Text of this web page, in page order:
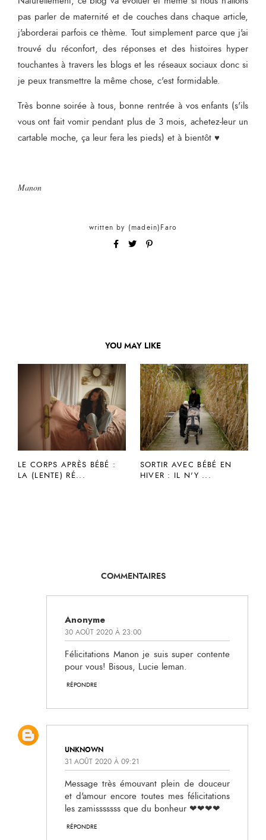
pas parler de maternité et de couches dans chaque article,
j'aborderai parfois ce thème. Tout simplement parce que j'ai
trouvé du réconfort, des réponses et des histoires hyper
touchantes à travers les blogs et les réseaux sociaux donc si
je peux transmettre la même chose, c'est formidable.
Très bonne soirée à tous, bonne rentrée à vos enfants (s'ils
vous ont fait vomir pendant plus de 3 mois, achetez-leur un
cartable moche, ça leur fera les pieds) et à bientôt ♥
Manon
written by (madein)Faro
YOU MAY LIKE
LE CORPS APRÈS BÉBÉ :
LA (LENTE) RÉ...
SORTIR AVEC BÉBÉ EN
HIVER : IL N'Y ...
COMMENTAIRES
Anonyme
30 AOÛT 2020 À 23:00
Félicitations Manon je suis super contente
pour vous! Bisous, Lucie leman.
RÉPONDRE
UNKNOWN
31 AOÛT 2020 À 09:21
Message très émouvant plein de douceur
et d'amour encore toutes mes félicitations
les zamisssssss que du bonheur ❤❤❤❤
RÉPONDRE